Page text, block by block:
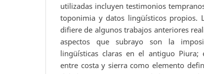
utilizadas incluyen testimonios
toponimia y datos lingüísticos propios.
difiere de algunos trabajos anteriores
aspectos que subrayo son la
lingüísticas claras en el antiguo Piura;
entre costa y sierra como elemento